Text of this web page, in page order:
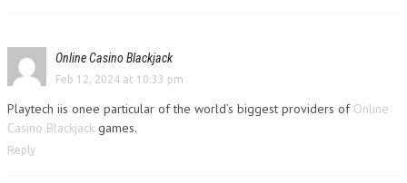
Online Casino Blackjack
Feb 12, 2024 at 10:33 pm
Playtech iis onee particular of the world’s biggest providers of Online
Casino Blackjack games.
Reply